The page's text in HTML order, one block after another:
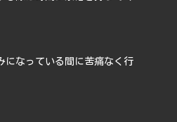
になっている間に苦痛なく行